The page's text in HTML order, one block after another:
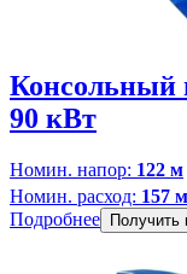
Консольный
90 кВт
Номин. напор: 122 м
Номин. расход: 157 м
Подробнее
Получить